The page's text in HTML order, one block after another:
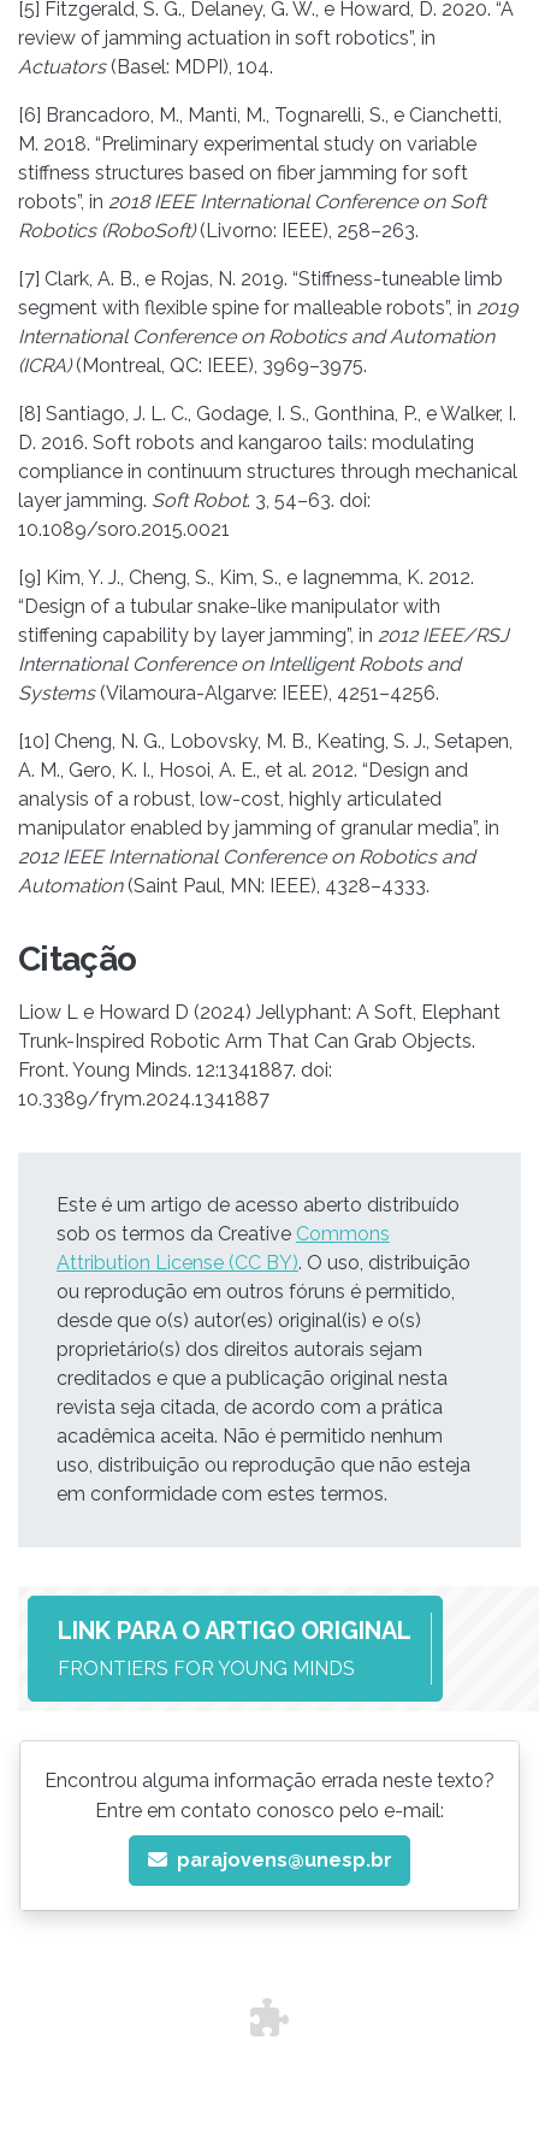
[5] Fitzgerald, S. G., Delaney, G. W., e Howard, D. 2020. “A
review of jamming actuation in soft robotics”, in
Actuators(Basel: MDPI), 104.
[6] Brancadoro, M., Manti, M., Tognarelli, S., e Cianchetti,
M. 2018. “Preliminary experimental study on variable
stiffness structures based on fiber jamming for soft
robots”, in 2018 IEEE International Conference on Soft
Robotics (RoboSoft)(Livorno: IEEE), 258–263.
[7] Clark, A. B., e Rojas, N. 2019. “Stiffness-tuneable limb
segment with flexible spine for malleable robots”, in 2019
International Conference on Robotics and Automation
(ICRA)(Montreal, QC: IEEE), 3969–3975.
[8] Santiago, J. L. C., Godage, I. S., Gonthina, P., e Walker, I.
D. 2016. Soft robots and kangaroo tails: modulating
compliance in continuum structures through mechanical
layer jamming. Soft Robot. 3, 54–63. doi:
10.1089/soro.2015.0021
[9] Kim, Y. J., Cheng, S., Kim, S., e Iagnemma, K. 2012.
“Design of a tubular snake-like manipulator with
stiffening capability by layer jamming”, in 2012 IEEE/RSJ
International Conference on Intelligent Robots and
Systems(Vilamoura-Algarve: IEEE), 4251–4256.
[10] Cheng, N. G., Lobovsky, M. B., Keating, S. J., Setapen,
A. M., Gero, K. I., Hosoi, A. E., et al. 2012. “Design and
analysis of a robust, low-cost, highly articulated
manipulator enabled by jamming of granular media”, in
2012 IEEE International Conference on Robotics and
Automation(Saint Paul, MN: IEEE), 4328–4333.
Citação
Liow L e Howard D (2024) Jellyphant: A Soft, Elephant
Trunk-Inspired Robotic Arm That Can Grab Objects.
Front. Young Minds. 12:1341887. doi:
10.3389/frym.2024.1341887
Este é um artigo de acesso aberto distribuído
sob os termos da Creative Commons
Attribution License (CC BY). O uso, distribuição
ou reprodução em outros fóruns é permitido,
desde que o(s) autor(es) original(is) e o(s)
proprietário(s) dos direitos autorais sejam
creditados e que a publicação original nesta
revista seja citada, de acordo com a prática
acadêmica aceita. Não é permitido nenhum
uso, distribuição ou reprodução que não esteja
em conformidade com estes termos.
LINK PARA O ARTIGO ORIGINAL
FRONTIERS FOR YOUNG MINDS
Encontrou alguma informação errada neste texto?
Entre em contato conosco pelo e-mail:
parajovens@unesp.br